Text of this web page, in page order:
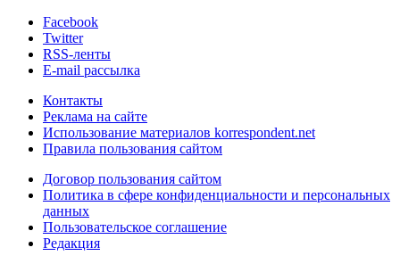
Facebook
Twitter
RSS-ленты
E-mail рассылка
Контакты
Реклама на сайте
Использование материалов korrespondent.net
Правила пользования сайтом
Договор пользования сайтом
Политика в сфере конфиденциальности и персональных
данных
Пользовательское соглашение
Редакция